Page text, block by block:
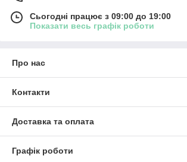
Сьогодні працює з 09:00 до 19:00
Показати весь графік роботи
Про нас
Контакти
Доставка та оплата
Графік роботи